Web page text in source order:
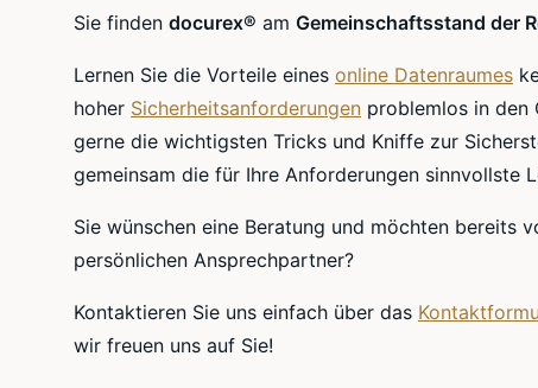
Sie finden docurex® am Gemeinschaftsstand der
Lernen Sie die Vorteile eines online Datenraumes
hoher Sicherheitsanforderungen problemlos in den
gerne die wichtigsten Tricks und Kniffe zur
gemeinsam die für Ihre Anforderungen sinnvollste
Sie wünschen eine Beratung und möchten bereits
persönlichen Ansprechpartner?
Kontaktieren Sie uns einfach über das
wir freuen uns auf Sie!